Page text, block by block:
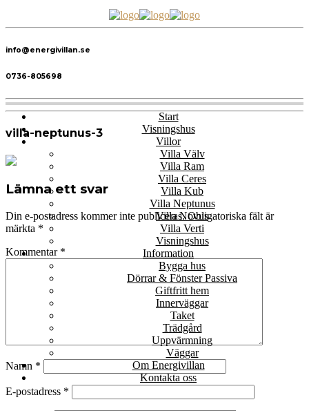
info@energivillan.se
0736-805698
Start
Visningshus
Villor
Villa Välv
Villa Ram
Villa Ceres
Villa Kub
Villa Neptunus
Villa Novus
Villa Verti
Visningshus
Information
Bygga hus
Dörrar & Fönster Passiva
Giftfritt hem
Innerväggar
Taket
Trädgård
Uppvärmning
Väggar
Om Energivillan
Kontakta oss
villa-neptunus-3
Lämna ett svar
Din e-postadress kommer inte publiceras. Obligatoriska fält är
märkta *
Kommentar *
Namn *
E-postadress *